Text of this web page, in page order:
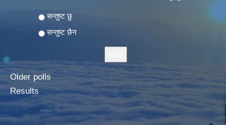
Choices
सन्तुष्ट छु
सन्तुष्ट छैन
Older polls
Results